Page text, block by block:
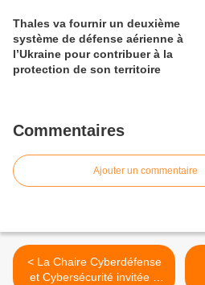
Thales va fournir un deuxième
système de défense aérienne à
l’Ukraine pour contribuer à la
protection de son territoire
Commentaires
Ajouter un commentaire
< La Chaire Cyberdéfense
et Cybersécurité invitée à